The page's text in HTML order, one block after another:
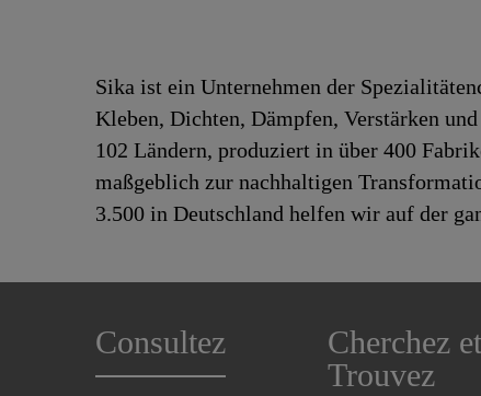
Sika ist ein Unternehmen der
Kleben, Dichten, Dämpfen, Verstärken
102 Ländern, produziert in über 400
maßgeblich zur nachhaltigen
3.500 in Deutschland helfen wir auf der
Consultez
Cherchez et
Trouvez